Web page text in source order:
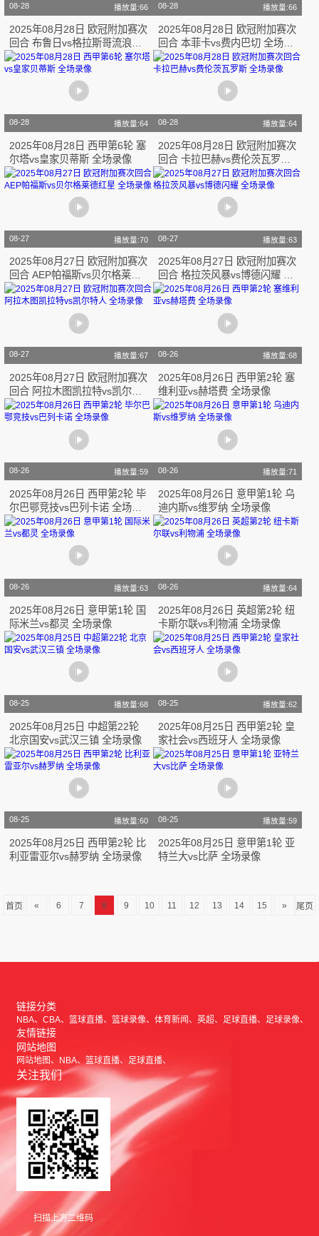
08-28 播放量:66
2025年08月28日 欧冠附加赛次
回合 布鲁日vs格拉斯哥流浪者
全场录像
08-28 播放量:66
2025年08月28日 欧冠附加赛次
回合 本菲卡vs费内巴切 全场录
像
08-28 播放量:64
2025年08月28日 西甲第6轮 塞
尔塔vs皇家贝蒂斯 全场录像
08-28 播放量:64
2025年08月28日 欧冠附加赛次
回合 卡拉巴赫vs费伦茨瓦罗斯
全场录像
08-27 播放量:70
2025年08月27日 欧冠附加赛次
回合 AEP帕福斯vs贝尔格莱德
红星 全场录像
08-27 播放量:63
2025年08月27日 欧冠附加赛次
回合 格拉茨风暴vs博德闪耀 全
场录像
08-27 播放量:67
2025年08月27日 欧冠附加赛次
回合 阿拉木图凯拉特vs凯尔特
人 全场录像
08-26 播放量:68
2025年08月26日 西甲第2轮 塞
维利亚vs赫塔费 全场录像
08-26 播放量:59
2025年08月26日 西甲第2轮 毕
尔巴鄂竞技vs巴列卡诺 全场录
像
08-26 播放量:71
2025年08月26日 意甲第1轮 乌
迪内斯vs维罗纳 全场录像
08-26 播放量:63
2025年08月26日 意甲第1轮 国
际米兰vs都灵 全场录像
08-26 播放量:64
2025年08月26日 英超第2轮 纽
卡斯尔联vs利物浦 全场录像
08-25 播放量:68
2025年08月25日 中超第22轮
北京国安vs武汉三镇 全场录像
08-25 播放量:62
2025年08月25日 西甲第2轮 皇
家社会vs西班牙人 全场录像
08-25 播放量:60
2025年08月25日 西甲第2轮 比
利亚雷亚尔vs赫罗纳 全场录像
08-25 播放量:59
2025年08月25日 意甲第1轮 亚
特兰大vs比萨 全场录像
首页 « 6 7 8 9 10 11 12 13 14 15 » 尾页
链接分类
NBA CBA 篮球直播 篮球录像 体育新闻 英超 足球直播 足球录像
友情链接
网站地图
网站地图 NBA 篮球直播 足球直播
关注我们
扫描上方二维码